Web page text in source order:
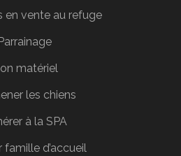
en vente au refuge
Parrainage
matériel
les chiens
à la SPA
famille d’accueil